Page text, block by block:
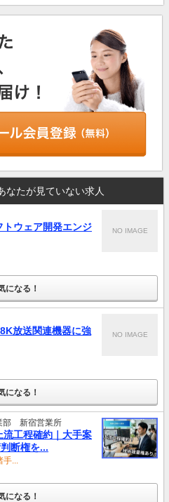
なたが見ていない求人
トウェア開発エンジ
NO IMAGE
になる！
放送関連機器に強
NO IMAGE
になる！
部 新宿営業所
工程確約｜大手案
断権を...
...
になる！